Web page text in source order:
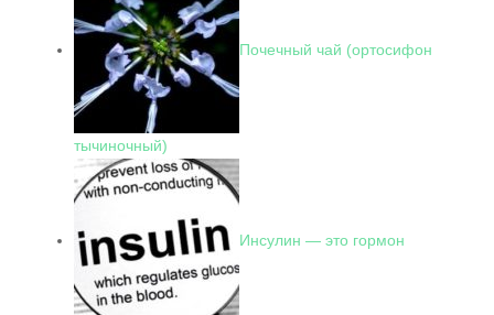
Почечный чай (ортосифон
тычиночный)
Инсулин — это гормон